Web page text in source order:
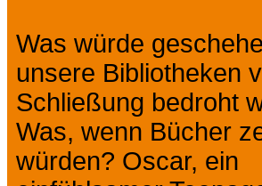
Was würde
unsere Bibliotheken
Schließung bedroht
Was, wenn Bücher
würden? Oscar, ein